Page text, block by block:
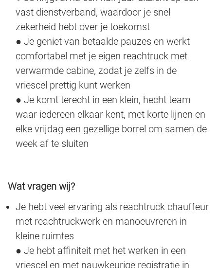
vast dienstverband, waardoor je snel
zekerheid hebt over je toekomst
● Je geniet van betaalde pauzes en werkt
comfortabel met je eigen reachtruck met
verwarmde cabine, zodat je zelfs in de
vriescel prettig kunt werken
● Je komt terecht in een klein, hecht team
waar iedereen elkaar kent, met korte lijnen en
elke vrijdag een gezellige borrel om samen de
week af te sluiten
Wat vragen wij?
Je hebt veel ervaring als reachtruck chauffeur
met reachtruckwerk en manoeuvreren in
kleine ruimtes
● Je hebt affiniteit met het werken in een
vriescel en met nauwkeurige registratie in